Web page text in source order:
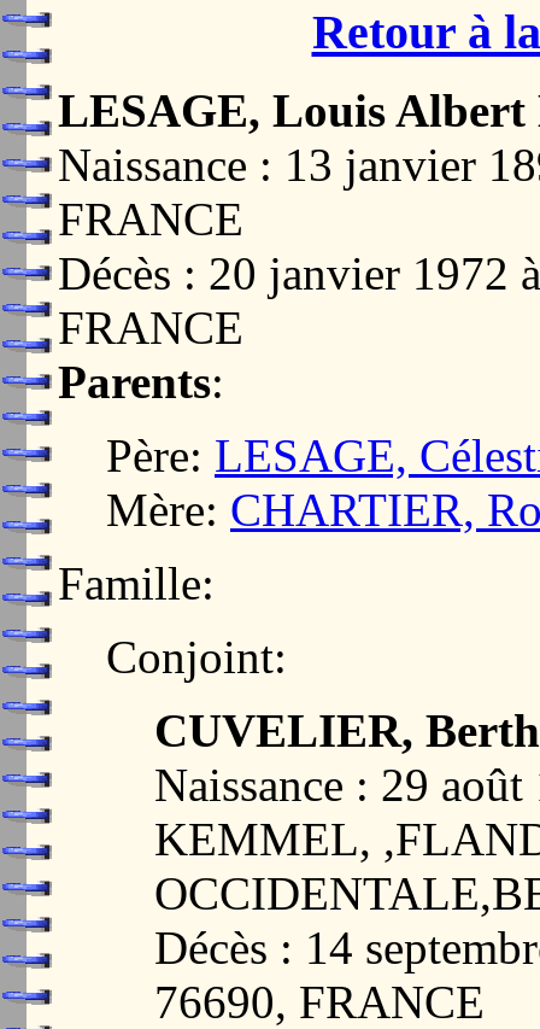
Retour à
LESAGE, Louis Albert
Naissance : 13 janvier
FRANCE
Décès : 20 janvier 1972
FRANCE
Parents:
Père: LESAGE,
Mère: CHARTIER,
Famille:
Conjoint:
CUVELIER,
Naissance : 29
KEMMEL,
Décès : 14
76690, FRANCE